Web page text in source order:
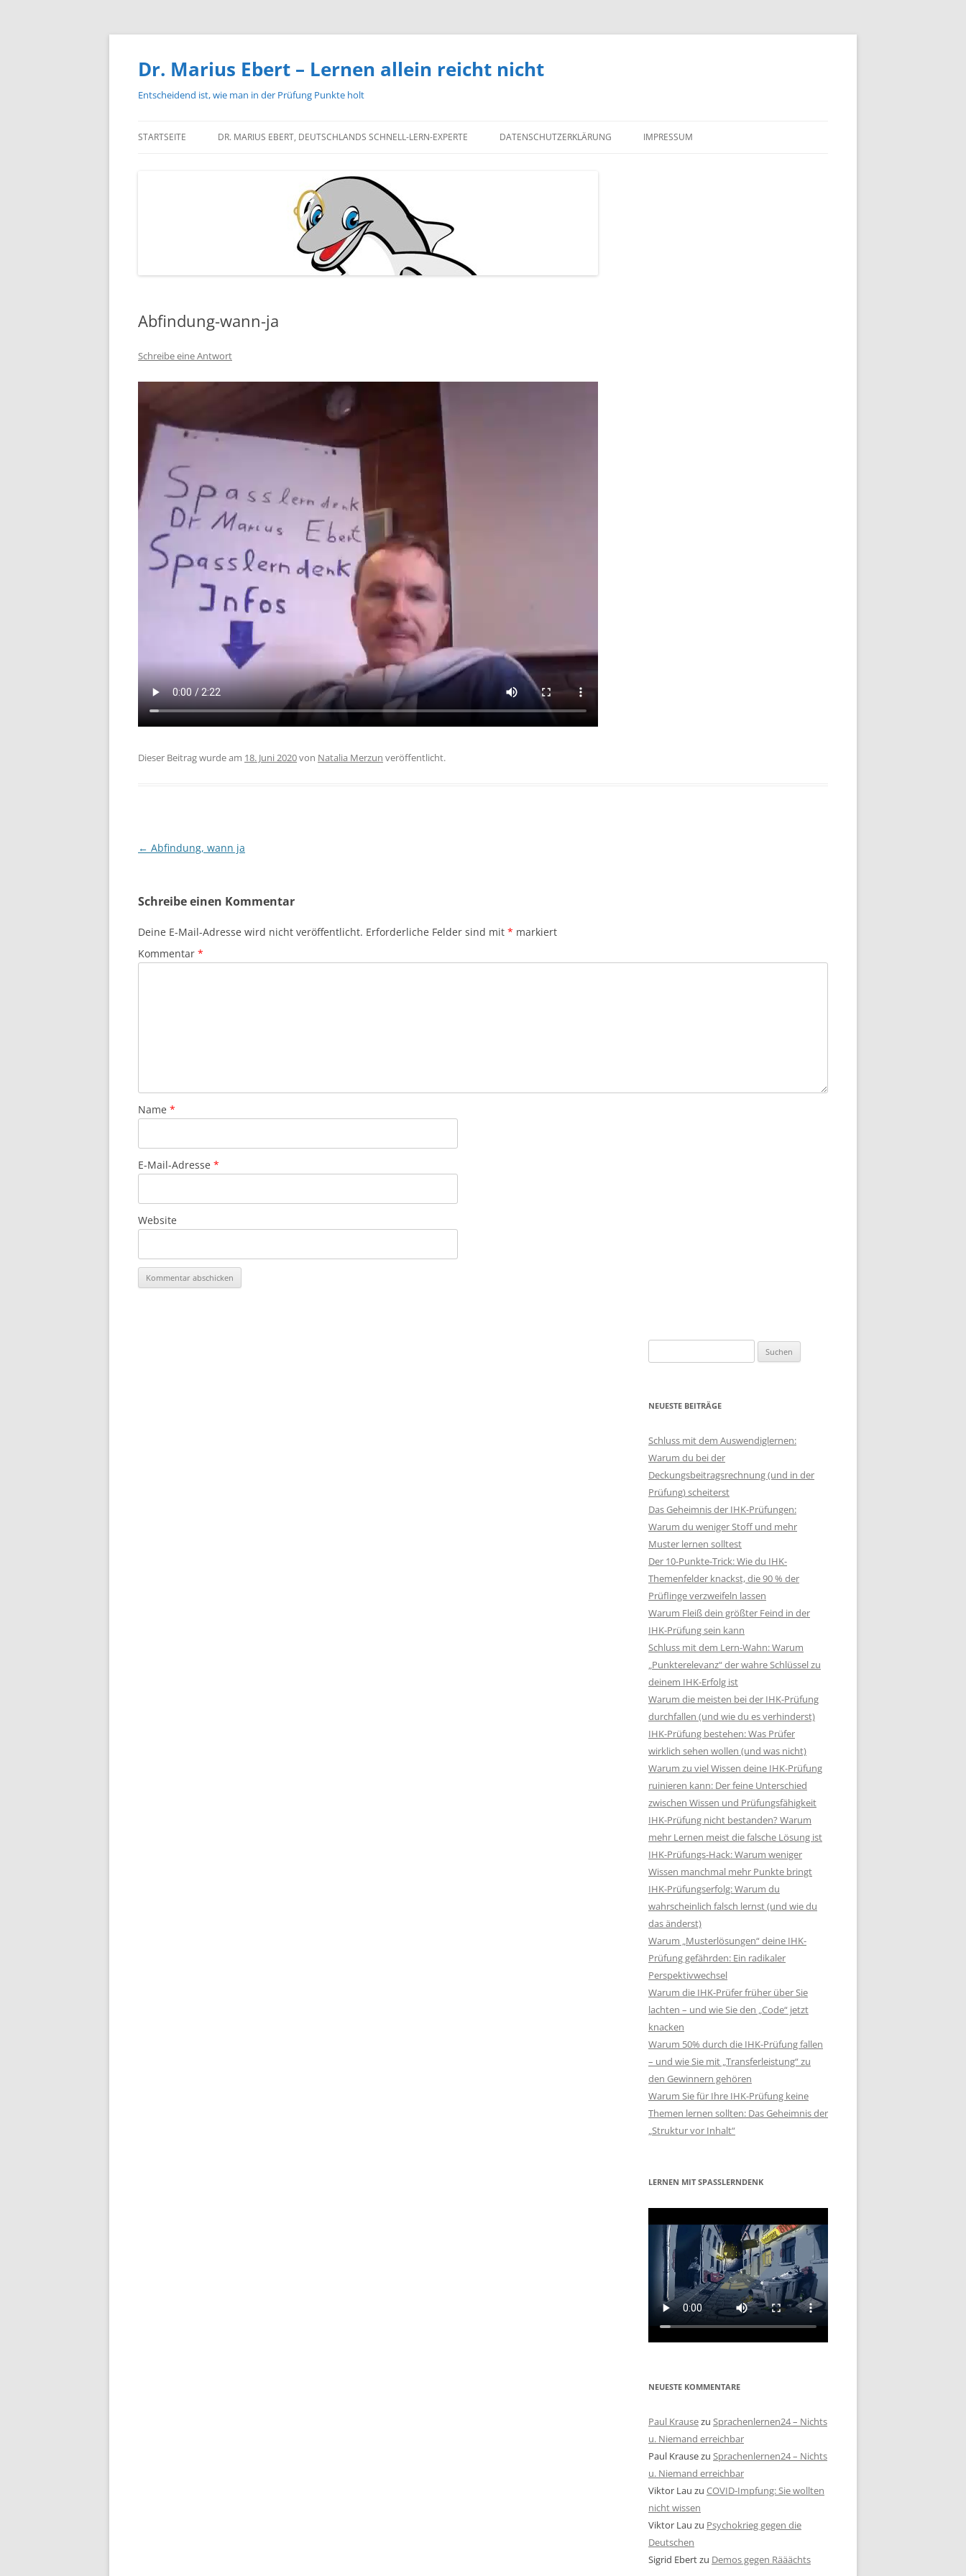
Zum
Dr. Marius Ebert – Lernen allein reicht nicht
Entscheidend ist, wie man in der Prüfung Punkte holt
STARTSEITE DR. MARIUS EBERT, DEUTSCHLANDS SCHNELL-LERN-EXPERTE DATENSCHUTZERKLÄRUNG IMPRESSUM
Abfindung-wann-ja
Schreibe eine Antwort
Dieser Beitrag wurde am 18. Juni 2020von Natalia Merzun veröffentlicht.
Beitragsnavigation
← Abfindung, wann ja
Schreibe einen Kommentar
Deine E-Mail-Adresse wird nicht veröffentlicht. Erforderliche Felder sind mit * markiert
Kommentar *
Name *
E-Mail-Adresse *
Website
nach:
NEUESTE BEITRÄGE
Schluss mit dem Auswendiglernen:
Warum du bei der
Deckungsbeitragsrechnung (und in der
Prüfung) scheiterst
Das Geheimnis der IHK-Prüfungen:
Warum du weniger Stoff und mehr
Muster lernen solltest
Der 10-Punkte-Trick: Wie du IHK-
Themenfelder knackst, die 90 % der
Prüflinge verzweifeln lassen
Warum Fleiß dein größter Feind in der
IHK-Prüfung sein kann
Schluss mit dem Lern-Wahn: Warum
„Punkterelevanz“ der wahre Schlüssel zu
deinem IHK-Erfolg ist
Warum die meisten bei der IHK-Prüfung
durchfallen (und wie du es verhinderst)
IHK-Prüfung bestehen: Was Prüfer
wirklich sehen wollen (und was nicht)
Warum zu viel Wissen deine IHK-Prüfung
ruinieren kann: Der feine Unterschied
zwischen Wissen und Prüfungsfähigkeit
IHK-Prüfung nicht bestanden? Warum
mehr Lernen meist die falsche Lösung ist
IHK-Prüfungs-Hack: Warum weniger
Wissen manchmal mehr Punkte bringt
IHK-Prüfungserfolg: Warum du
wahrscheinlich falsch lernst (und wie du
das änderst)
Warum „Musterlösungen“ deine IHK-
Prüfung gefährden: Ein radikaler
Perspektivwechsel
Warum die IHK-Prüfer früher über Sie
lachten – und wie Sie den „Code“ jetzt
knacken
Warum 50% durch die IHK-Prüfung fallen
– und wie Sie mit „Transferleistung“ zu
den Gewinnern gehören
Warum Sie für Ihre IHK-Prüfung keine
Themen lernen sollten: Das Geheimnis der
„Struktur vor Inhalt“
LERNEN MIT SPASSLERNDENK
NEUESTE KOMMENTARE
Paul Krausezu Sprachenlernen24 – Nichts
u. Niemand erreichbar
Paul Krausezu Sprachenlernen24 – Nichts
u. Niemand erreichbar
Viktor Lau zu COVID-Impfung: Sie wollten
nicht wissen
Viktor Lau zu Psychokrieg gegen die
Deutschen
Sigrid Ebertzu Demos gegen Rääächts